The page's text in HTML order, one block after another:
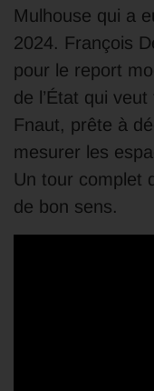
Mulhouse qui a
2024. François
pour le report
de l’État qui
Fnaut, prête à
mesurer les
Un tour complet
de bon sens.